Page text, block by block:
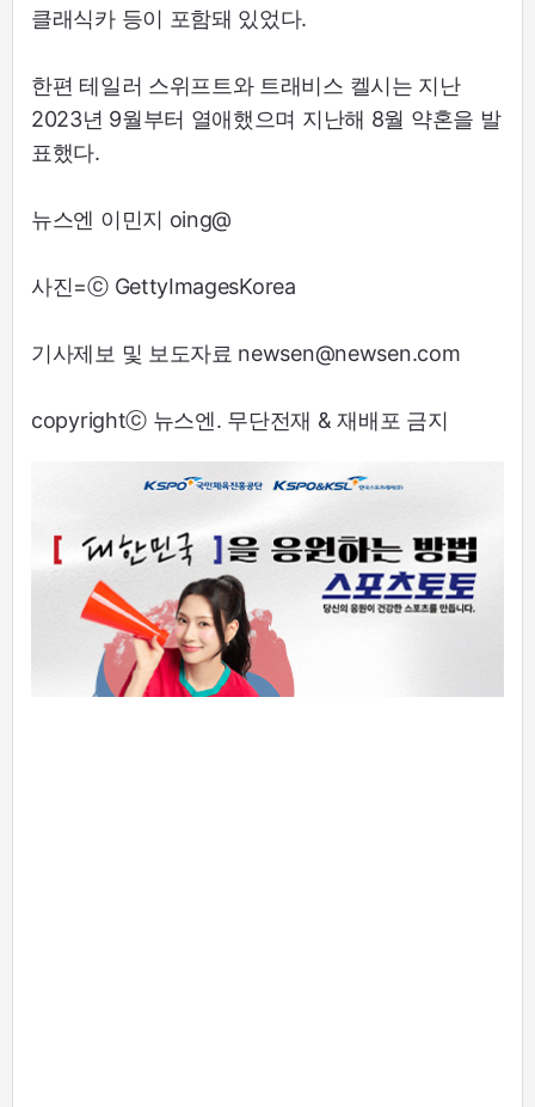
클래식카 등이 포함돼 있었다.
한편 테일러 스위프트와 트래비스 켈시는 지난
2023년 9월부터 열애했으며 지난해 8월 약혼을 발
표했다.
뉴스엔 이민지 oing@
사진=ⓒ GettyImagesKorea
기사제보 및 보도자료 newsen@newsen.com
copyrightⓒ 뉴스엔. 무단전재 & 재배포 금지